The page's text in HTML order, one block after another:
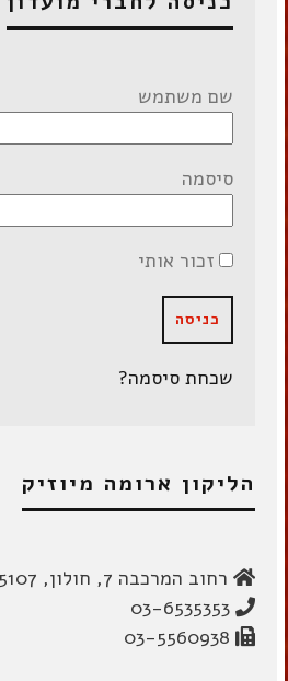
שם משתמש
סיסמה
זכור אותי
שכחת סיסמה?
הליקון ארומה מיוזיק
רחוב המרכבה 7, חולון, 5885107
03-6535353
03-5560938